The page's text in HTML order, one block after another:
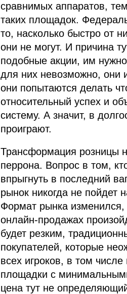
сравнимых аппаратов,
таких площадок.
то, насколько быстро от
они не могут. И причина
подобные акции, им
для них невозможно, они
они попытаются делать
относительный успех и
систему. А значит, в
проиграют.
Трансформация розницы
перрона. Вопрос в том,
впрыгнуть в последний
рынок никогда не пойдет
Формат рынка изменился,
онлайн-продажах
будет резким,
покупателей, которые
всех игроков, в том
площадки с
цена тут не